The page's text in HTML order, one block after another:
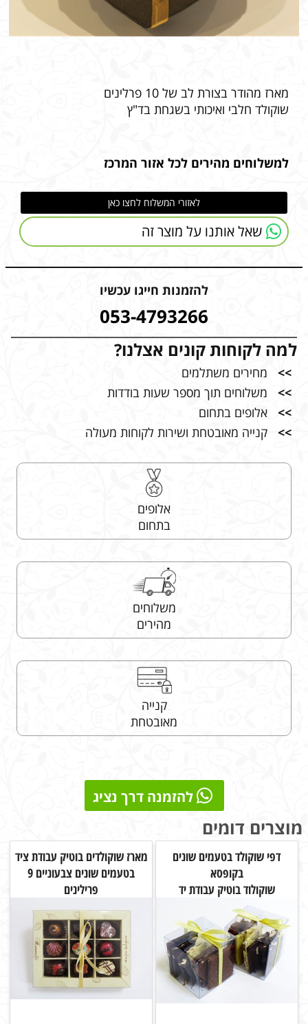
מארז מהודר בצורת לב של 10 פרלינים
שוקולד חלבי ואיכותי בשגחת בד"ץ
למשלוחים מהירים לכל אזור המרכז
לאזורי המשלוח לחצו כאן
שאל אותנו על מוצר זה
להזמנות חייגו עכשיו
053-4793266
למה לקוחות קונים אצלנו?
>>
מחירים משתלמים
>>
משלוחים תוך מספר שעות בודדות
>>
אלופים בתחום
>>
קנייה מאובטחת ושירות לקוחות מעולה
אלופים
בתחום
משלוחים
מהירים
קנייה
מאובטחת
להזמנה דרך נציג
מוצרים דומים
דפי שוקולד בטעמים שונים
בקופסא
שוקולוד בוטיק עבודת יד
מארז שוקולדים בוטיק עבודת ציד
בטעמים שונים צבעוניים 9
פרילינים